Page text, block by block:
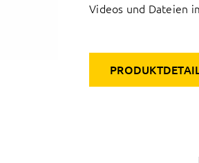
Videos und Dateien